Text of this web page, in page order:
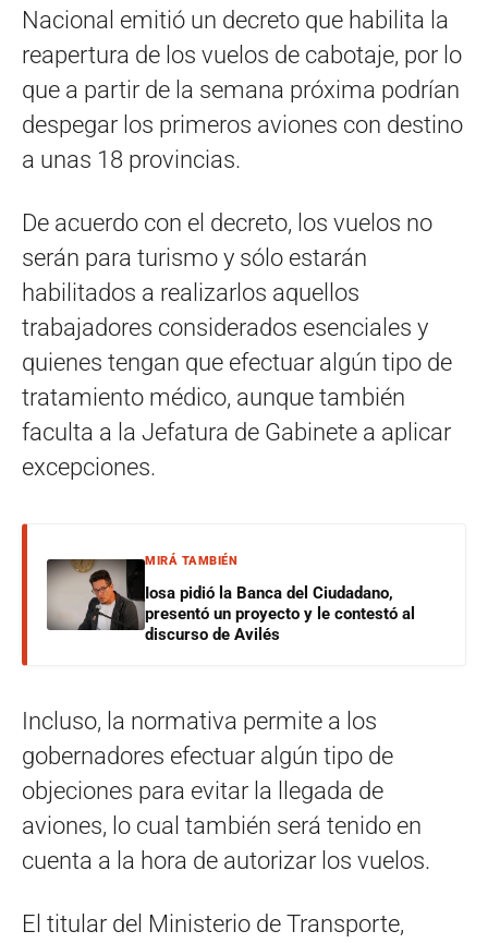
Nacional emitió un decreto que habilita la
reapertura de los vuelos de cabotaje, por lo
que a partir de la semana próxima podrían
despegar los primeros aviones con destino
a unas 18 provincias.
De acuerdo con el decreto, los vuelos no
serán para turismo y sólo estarán
habilitados a realizarlos aquellos
trabajadores considerados esenciales y
quienes tengan que efectuar algún tipo de
tratamiento médico, aunque también
faculta a la Jefatura de Gabinete a aplicar
excepciones.
MIRÁ TAMBIÉN
Iosa pidió la Banca del Ciudadano,
presentó un proyecto y le contestó al
discurso de Avilés
Incluso, la normativa permite a los
gobernadores efectuar algún tipo de
objeciones para evitar la llegada de
aviones, lo cual también será tenido en
cuenta a la hora de autorizar los vuelos.
El titular del Ministerio de Transporte,